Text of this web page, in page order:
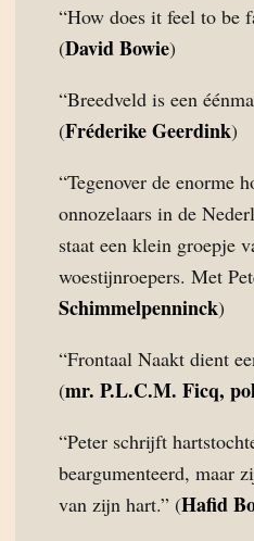
“How does it feel to be
(David Bowie)
“Breedveld is een
(Fréderike Geerdink)
“Tegenover de enorme
onnozelaars in de
staat een klein groepje
woestijnroepers. Met
Schimmelpenninck)
“Frontaal Naakt dient
(mr. P.L.C.M. Ficq,
“Peter schrijft
beargumenteerd, maar
van zijn hart.” (Hafid